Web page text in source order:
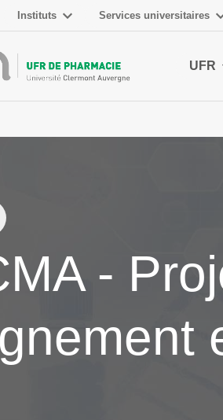
Instituts Services universitaires
UFR
-